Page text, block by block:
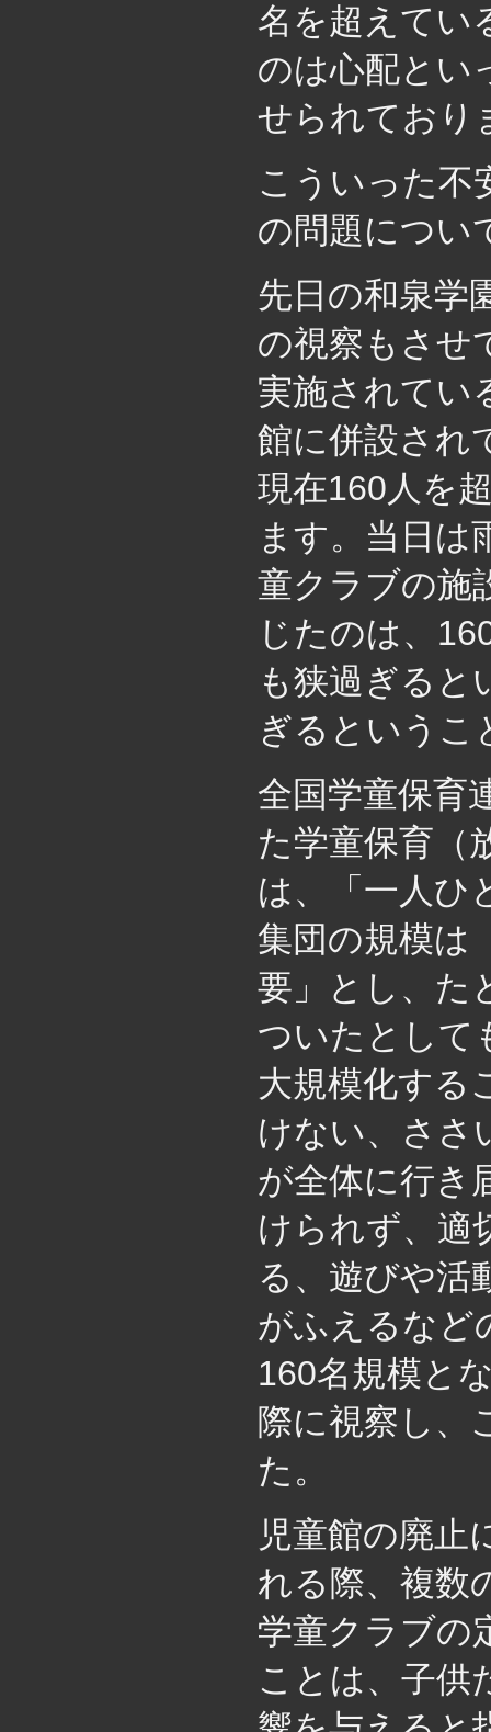
名を超えてい
のは心配とい
せられており
こういった不
の問題につい
先日の和泉学
の視察もさせ
実施されてい
館に併設され
現在160人を
ます。当日は
童クラブの施
じたのは、
も狭過ぎると
ぎるというこ
全国学童保育
た学童保育（
は、「一人ひ
集団の規模は
要」とし、た
ついたとして
大規模化する
けない、ささ
が全体に行き
けられず、適
る、遊びや活
がふえるなど
160名規模と
際に視察し、
た。
児童館の廃止
れる際、複数
学童クラブの
ことは、子供